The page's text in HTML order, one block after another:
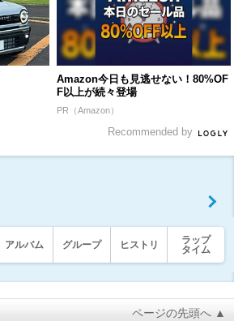
Amazon今日も見逃せない！80%OF
F以上が続々登場
PR（Amazon）
Recommended by
アルバム グループ ヒストリ
ラップ
タイム
ページの先頭へ ▲